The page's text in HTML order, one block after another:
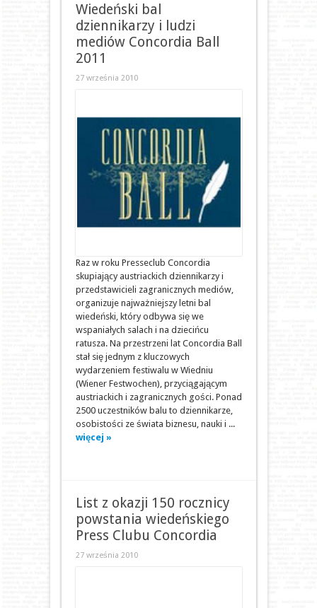
Wiedeński bal
dziennikarzy i ludzi
mediów Concordia Ball
2011
27 września 2010
Raz w roku Presseclub Concordia
skupiający austriackich dziennikarzy i
przedstawicieli zagranicznych mediów,
organizuje najważniejszy letni bal
wiedeński, który odbywa się we
wspaniałych salach i na dziecińcu
ratusza. Na przestrzeni lat Concordia Ball
stał się jednym z kluczowych
wydarzeniem festiwalu w Wiedniu
(Wiener Festwochen), przyciągającym
austriackich i zagranicznych gości. Ponad
2500 uczestników balu to dziennikarze,
osobistości ze świata biznesu, nauki i ...
więcej »
List z okazji 150 rocznicy
powstania wiedeńskiego
Press Clubu Concordia
27 września 2010